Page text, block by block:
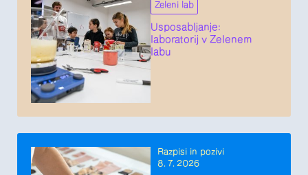
Zeleni lab
Usposabljanje:
laboratorij v Zelenem
labu
Razpisi in pozivi
8. 7. 2026